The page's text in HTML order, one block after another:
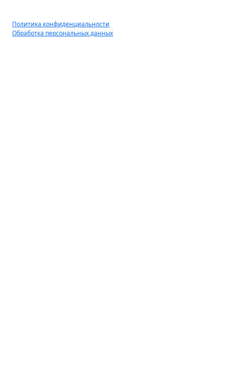
Политика конфиденциальности
Обработка персональных данных